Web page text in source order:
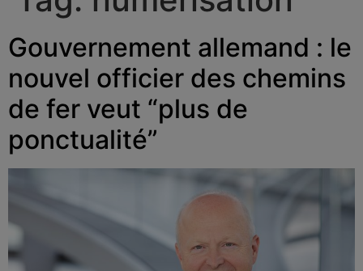
Gouvernement allemand : le
nouvel officier des chemins
de fer veut “plus de
ponctualité”